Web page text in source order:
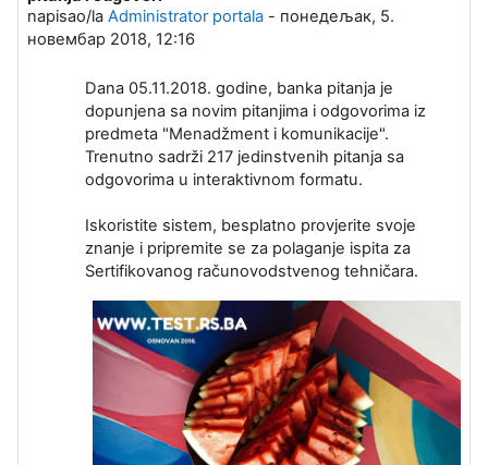
napisao/la Administrator portala - понедељак, 5.
новембар 2018, 12:16
Dana 05.11.2018. godine, banka pitanja je
dopunjena sa novim pitanjima i odgovorima iz
predmeta "Menadžment i komunikacije".
Trenutno sadrži 217 jedinstvenih pitanja sa
odgovorima u interaktivnom formatu.
Iskoristite sistem, besplatno provjerite svoje
znanje i pripremite se za polaganje ispita za
Sertifikovanog računovodstvenog tehničara.